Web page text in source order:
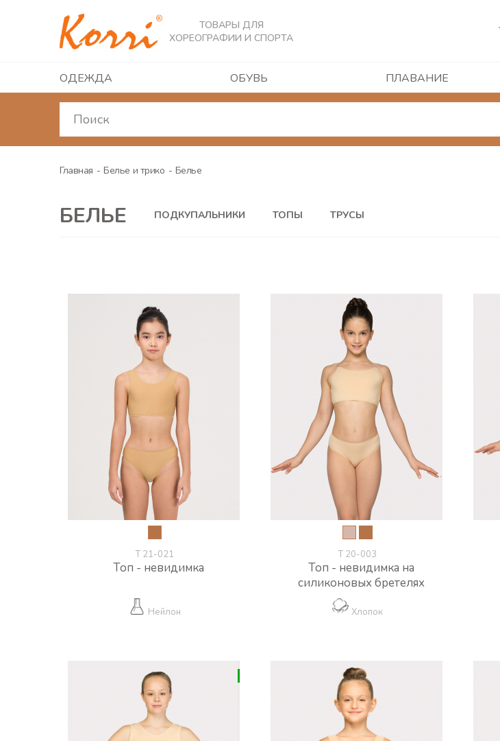
ТОВАРЫ ДЛЯ
ХОРЕОГРАФИИ И СПОРТА
ОДЕЖДА ОБУВЬ ПЛАВАНИЕ
Главная Белье и трико Белье
БЕЛЬЕ ПОДКУПАЛЬНИКИ ТОПЫ ТРУСЫ
Т 21-021
Топ - невидимка
Нейлон
Т 20-003
Топ - невидимка на
силиконовых бретелях
Хлопок